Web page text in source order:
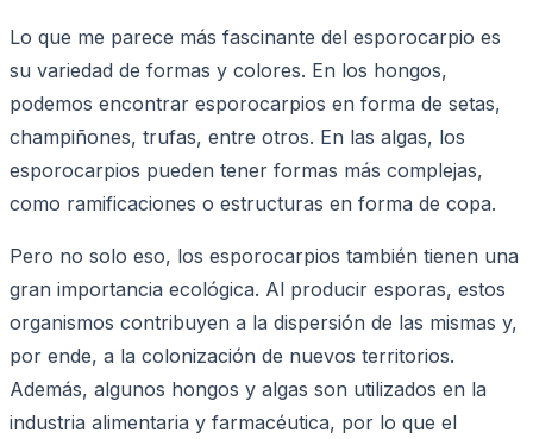
Lo que me parece más fascinante del esporocarpio es
su variedad de formas y colores. En los hongos,
podemos encontrar esporocarpios en forma de setas,
champiñones, trufas, entre otros. En las algas, los
esporocarpios pueden tener formas más complejas,
como ramificaciones o estructuras en forma de copa.
Pero no solo eso, los esporocarpios también tienen una
gran importancia ecológica. Al producir esporas, estos
organismos contribuyen a la dispersión de las mismas y,
por ende, a la colonización de nuevos territorios.
Además, algunos hongos y algas son utilizados en la
industria alimentaria y farmacéutica, por lo que el